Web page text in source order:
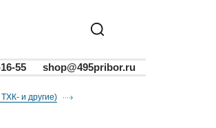
55 shop@495pribor.ru
и другие)